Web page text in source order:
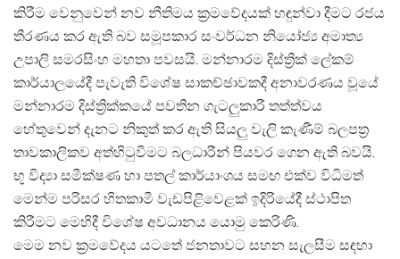
කිරීම වෙනුවෙන් නව නීතිමය ක්රමවේදයක් හඳුන්වා දීමට රජය
තීරණය කර ඇති බව සමූපකාර සංවර්ධන නියෝජ් ය අමාත්
උපාලි සමරසිංහ මහතා පවසයි. මන්නාරම දිස්ත්රික් ලේකම්
කාර්යාලයේදී පැවැති විශේෂ සාකච්ඡාවකදී අනාවරණය වූයේ
මන්නාරම දිස්ත්රික්කයේ පවතින ගැටලුකාරී තත්ත්වය
හේතුවෙන් දැනට නිකුත් කර ඇති සියලු වැලි කැණීම් බලපත්
තාවකාලිකව අත්හිටුවීමට බලධාරීන් පියවර ගෙන ඇති බවයි.
භූ විද් යා සමීක්ෂණ හා පතල් කාර්යාංශය සමඟ එක්ව විධිමත්
මෙන්ම පරිසර හිතකාමී වැඩපිළිවෙළක් ඉදිරියේදී ස්ථාපිත
කිරීමට මෙහිදී විශේෂ අවධානය යොමු කෙරිණි.
මෙම නව ක්රමවේදය යටතේ ජනතාවට සහන සැලසීම සඳහා